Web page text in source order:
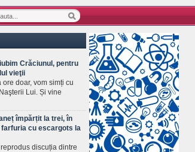
Crăciunul, pentru
vieţii
ore doar, vom simți cu
Lui. Și vine
împărțit la trei, în
farfuria cu escargots la
discuția dintre